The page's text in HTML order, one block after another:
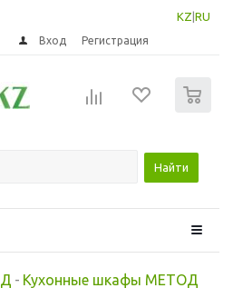
KZ RU
Вход Регистрация
Найти
- Кухонные шкафы МЕТОД